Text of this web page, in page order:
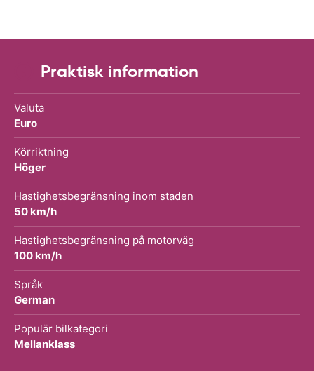
Praktisk information
Valuta
Euro
Körriktning
Höger
Hastighetsbegränsning inom staden
50 km/h
Hastighetsbegränsning på motorväg
100 km/h
Språk
German
Populär bilkategori
Mellanklass